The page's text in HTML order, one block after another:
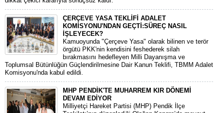
ÇERÇEVE YASA TEKLİFİ ADALET
KOMİSYONU'NDAN GEÇTİ:SÜREÇ NASIL
İŞLEYECEK?
​Kamuoyunda "Çerçeve Yasa" olarak bilinen ve terör
örgütü PKK'nin kendisini feshederek silah
bırakmasını hedefleyen Milli Dayanışma ve
Toplumsal Bütünlüğün Güçlendirilmesine Dair Kanun Teklifi, TBMM Adalet
Komisyonu'nda kabul edildi.
MHP PENDİK'TE MUHARREM KIR DÖNEMİ
DEVAM EDİYOR
​Milliyetçi Hareket Partisi (MHP) Pendik İlçe